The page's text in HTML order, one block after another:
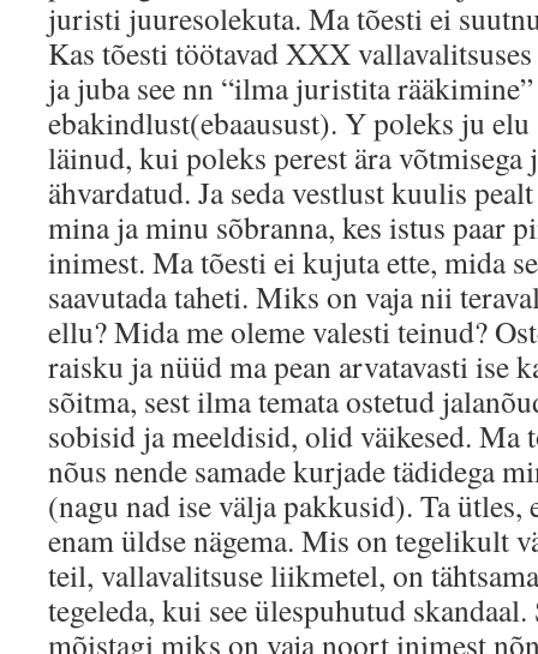
juristi juuresolekuta. Ma tõesti ei
Kas tõesti töötavad XXX
ja juba see nn “ilma juristita
ebakindlust(ebaausust). Y poleks ju elu
läinud, kui poleks perest ära võtmisega
ähvardatud. Ja seda vestlust kuulis
mina ja minu sõbranna, kes istus paar
inimest. Ma tõesti ei kujuta ette, mida
saavutada taheti. Miks on vaja nii
ellu? Mida me oleme valesti teinud?
raisku ja nüüd ma pean arvatavasti ise
sõitma, sest ilma temata ostetud
sobisid ja meeldisid, olid väikesed. Ma
nõus nende samade kurjade tädidega
(nagu nad ise välja pakkusid). Ta ütles,
enam üldse nägema. Mis on tegelikult
teil, vallavalitsuse liikmetel, on
tegeleda, kui see ülespuhutud
mõistagi miks on vaja noort inimest